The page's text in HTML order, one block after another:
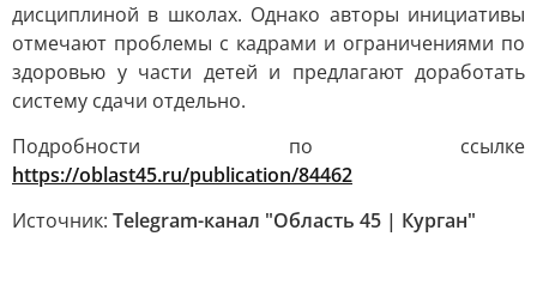
дисциплиной в школах. Однако авторы инициативы
отмечают проблемы с кадрами и ограничениями по
здоровью у части детей и предлагают доработать
систему сдачи отдельно.
Подробности по ссылке
https://oblast45.ru/publication/84462
Источник: Telegram-канал "Область 45 | Курган"